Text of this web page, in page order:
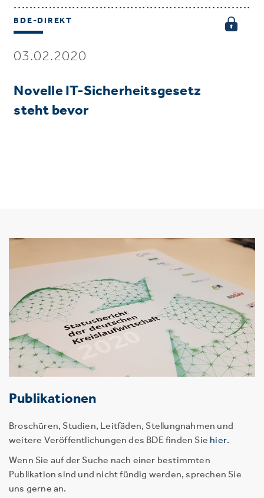
BDE-DIREKT
03.02.2020
Novelle IT-Sicherheitsgesetz
steht bevor
Publikationen
Broschüren, Studien, Leitfäden, Stellungnahmen und
weitere Veröffentlichungen des BDE finden Sie hier.
Wenn Sie auf der Suche nach einer bestimmten
Publikation sind und nicht fündig werden, sprechen Sie
uns gerne an.